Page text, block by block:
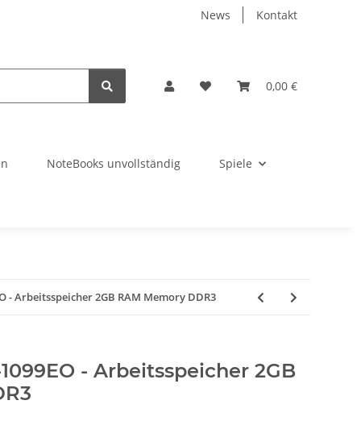
News Kontakt
0,00 €
NoteBooks unvollständig Spiele
- Arbeitsspeicher 2GB RAM Memory DDR3
- Arbeitsspeicher 2GB